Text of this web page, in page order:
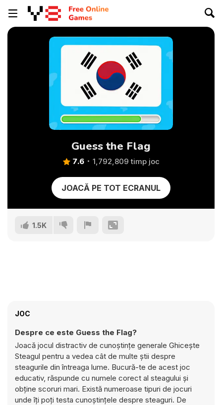
Guess the Flag
7.6 1,792,809 timp joc
JOACĂ PE TOT ECRANUL
1.5K
JOC
Despre ce este Guess the Flag?
Joacă jocul distractiv de cunoștințe generale Ghicește
Steagul pentru a vedea cât de multe știi despre
steagurile din întreaga lume. Bucură-te de acest joc
educativ, răspunde cu numele corect al steagului și
obține scoruri mari. Există numeroase tipuri de jocuri
unde îți poți testa cunoștințele despre steaguri. De